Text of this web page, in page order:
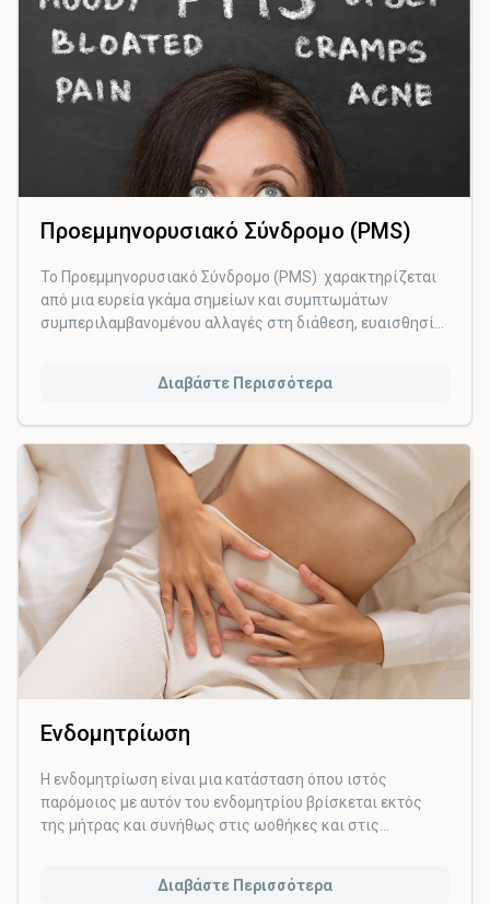
Προεμμηνορυσιακό Σύνδρομο (PMS)
Το Προεμμηνορυσιακό Σύνδρομο (PMS) χαρακτηρίζεται
από μια ευρεία γκάμα σημείων και συμπτωμάτων
συμπεριλαμβανομένoυ αλλαγές στη διάθεση, ευαισθησία
αναπαραγωγικής ηλικίας έχουν βιώσει κάποια μορφή
Διαβάστε Περισσότερα
Ενδομητρίωση
Η ενδομητρίωση είναι μια κατάσταση όπου ιστός
παρόμοιος με αυτόν του ενδομητρίου βρίσκεται εκτός
της μήτρας και συνήθως στις ωοθήκες και στις
αναπαραγωγική τους ηλικία.Διαβάστε Περισσότερα